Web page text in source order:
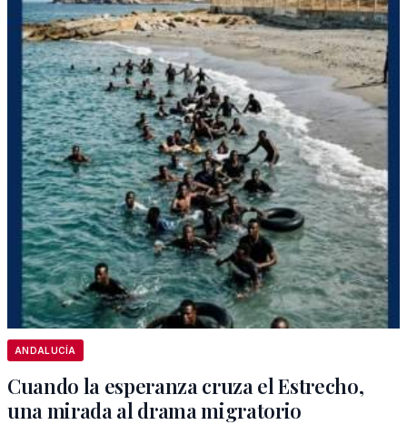
ANDALUCÍA
Cuando la esperanza cruza el Estrecho,
una mirada al drama migratorio